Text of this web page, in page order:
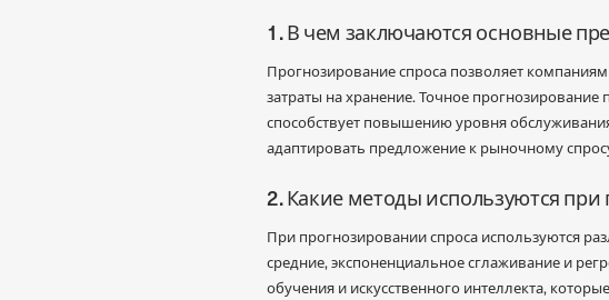
1. В чем заключаются основные
Прогнозирование спроса позволяет
затраты на хранение. Точное прогнозирование
способствует повышению уровня
адаптировать предложение к рыночному
2. Какие методы используются
При прогнозировании спроса используются
средние, экспоненциальное сглаживание и
обучения и искусственного интеллекта,